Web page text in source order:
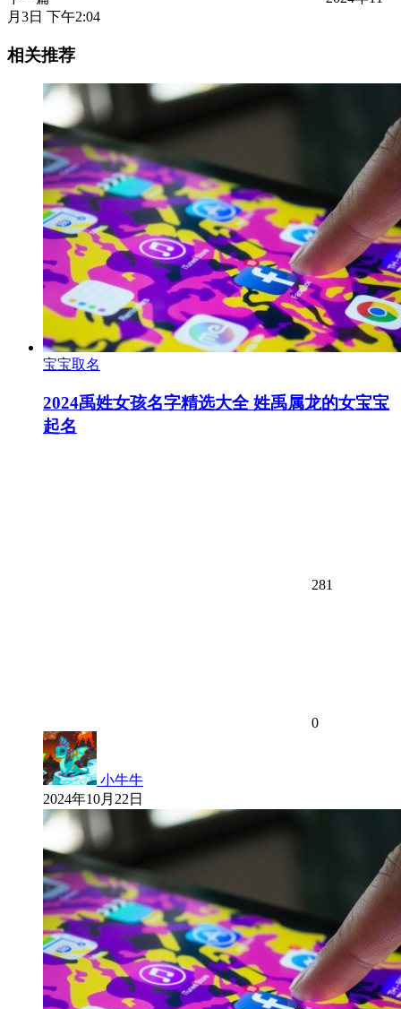
月3日 下午2:04
相关推荐
宝宝取名
2024禹姓女孩名字精选大全 姓禹属龙的女宝宝
起名
281
0
小牛牛
2024年10月22日